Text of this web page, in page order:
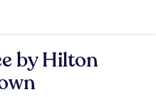
by Hilton